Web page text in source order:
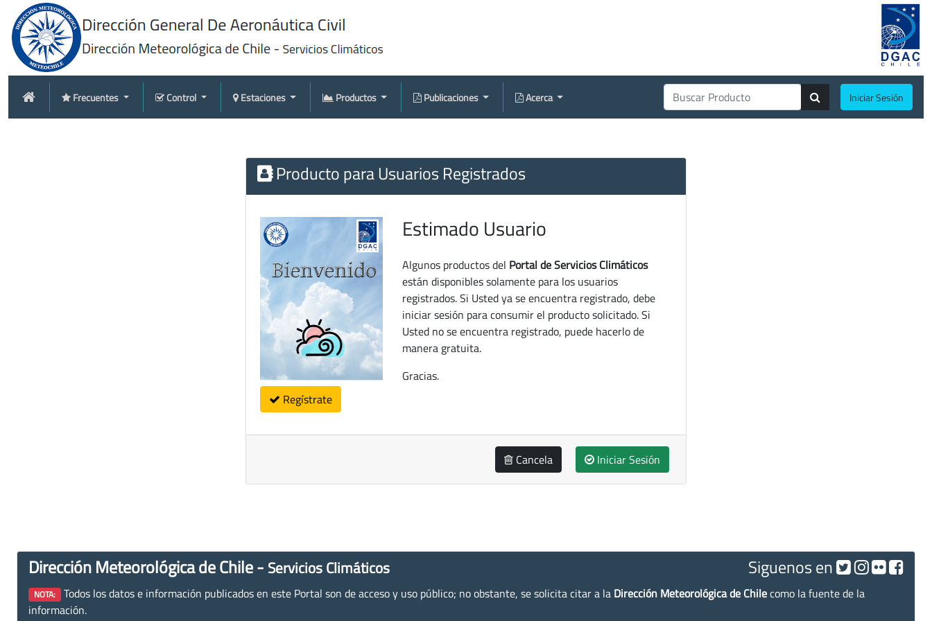
Frecuentes Control Estaciones Productos Publicaciones Acerca Iniciar Sesión
Producto para Usuarios Registrados
Regístrate
Estimado Usuario
Algunos productos del Portal de Servicios Climáticos
están disponibles solamente para los usuarios
registrados. Si Usted ya se encuentra registrado, debe
iniciar sesión para consumir el producto solicitado. Si
Usted no se encuentra registrado, puede hacerlo de
manera gratuita.
Gracias.
Cancela Iniciar Sesión
Dirección Meteorológica de Chile - Servicios Climáticos Siguenos en
NOTA: Todos los datos e información publicados en este Portal son de acceso y uso público; no obstante, se solicita citar a la Dirección Meteorológica de Chilecomo la fuente de la
información.